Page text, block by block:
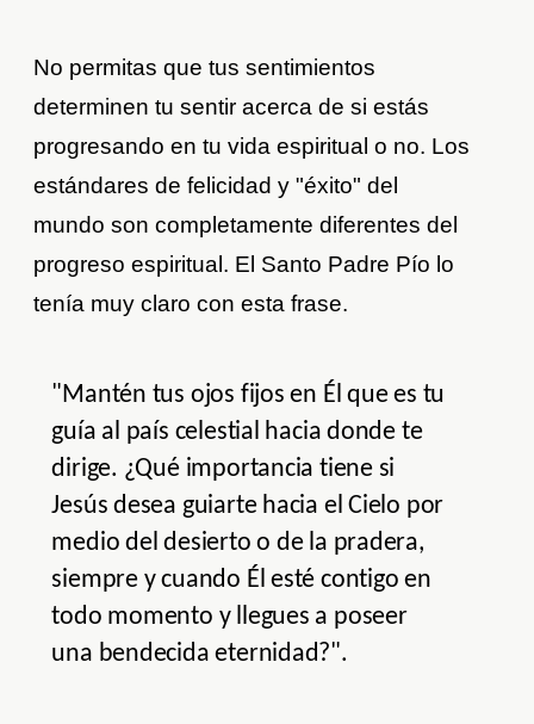
No permitas que tus sentimientos
determinen tu sentir acerca de si estás
progresando en tu vida espiritual o no. Los
estándares de felicidad y "éxito" del
mundo son completamente diferentes del
progreso espiritual. El Santo Padre Pío lo
tenía muy claro con esta frase.
"Mantén tus ojos fijos en Él que es tu
guía al país celestial hacia donde te
dirige. ¿Qué importancia tiene si
Jesús desea guiarte hacia el Cielo por
medio del desierto o de la pradera,
siempre y cuando Él esté contigo en
todo momento y llegues a poseer
una bendecida eternidad?".